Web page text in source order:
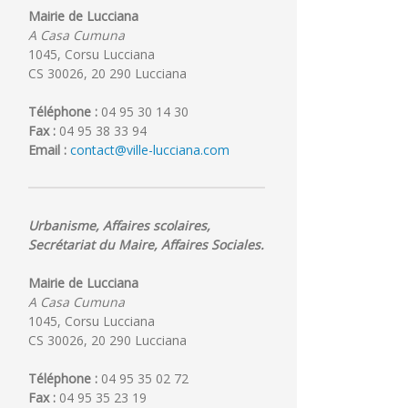
PLU
:
Moments
de
Mairie de Lucciana
A Casa Cumuna
1045, Corsu Lucciana
CS 30026, 20 290 Lucciana
Téléphone : 04 95 30 14 30
Fax : 04 95 38 33 94
Email : contact@ville-lucciana.com
Urbanisme, Affaires scolaires,
Secrétariat du Maire, Affaires Sociales.
Mairie de Lucciana
A Casa Cumuna
1045, Corsu Lucciana
CS 30026, 20 290 Lucciana
Téléphone : 04 95 35 02 72
Fax : 04 95 35 23 19